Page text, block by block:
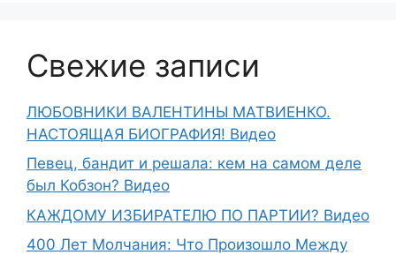
Свежие записи
ЛЮБОВНИКИ ВАЛЕНТИНЫ МАТВИЕНКО.
НАСТОЯЩАЯ БИОГРАФИЯ! Видео
Певец, бандит и решала: кем на самом деле
был Кобзон? Видео
КАЖДОМУ ИЗБИРАТЕЛЮ ПО ПАРТИИ? Видео
400 Лет Молчания: Что Произошло Между